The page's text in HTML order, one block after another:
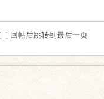
回帖后跳转到最后一页